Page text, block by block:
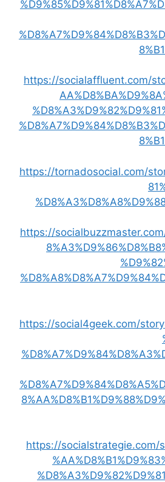
https://socialaffluent.com/
https://tornadosocial.com/
https://
https://social4geek.com/
https://socialstrategie.com/